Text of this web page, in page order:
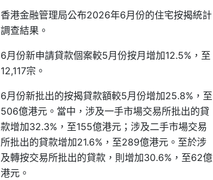
香港金融管理局公布2026年6月份的住宅按揭統計
調查結果。
6月份新申請貸款個案較5月份按月增加12.5%，至
12,117宗。
6月份新批出的按揭貸款額較5月份增加25.8%，至
506億港元。當中，涉及一手市場交易所批出的貸
款增加32.3%，至155億港元；涉及二手市場交易
所批出的貸款增加21.6%，至289億港元。至於涉
及轉按交易所批出的貸款，則增加30.6%，至62億
港元。